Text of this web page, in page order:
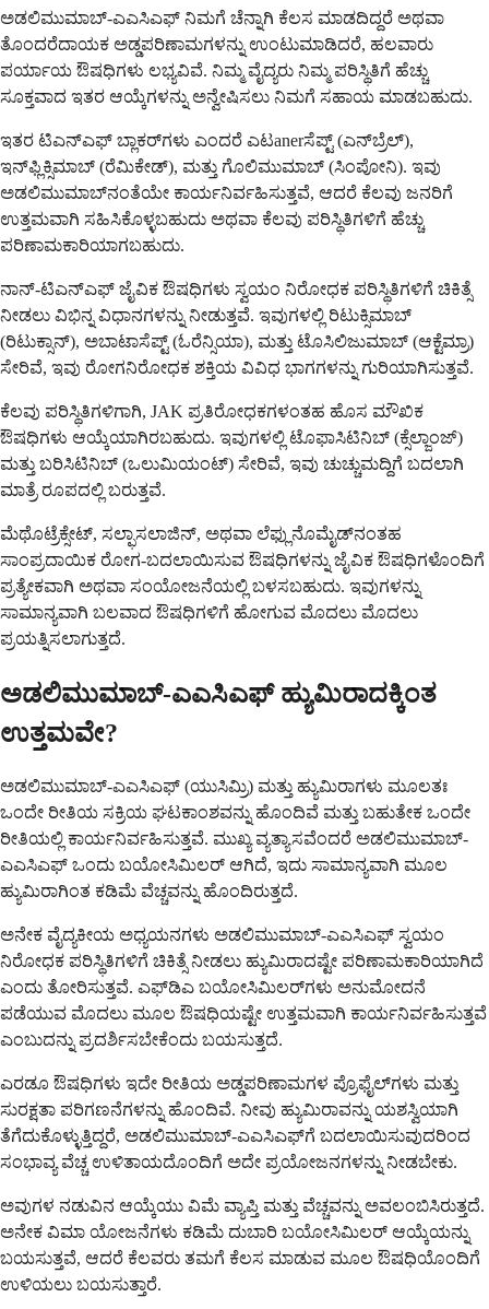
ಅಡಲಿಮುಮಾಬ್-ಎಎಸಿಎಫ್ ನಿಮಗೆ ಚೆನ್ನಾಗಿ ಕೆಲಸ ಮಾಡದಿದ್ದರೆ ಅಥವಾ
ತೊಂದರೆದಾಯಕ ಅಡ್ಡಪರಿಣಾಮಗಳನ್ನು ಉಂಟುಮಾಡಿದರೆ, ಹಲವಾರು
ಪರ್ಯಾಯ ಔಷಧಿಗಳು ಲಭ್ಯವಿವೆ. ನಿಮ್ಮ ವೈದ್ಯರು ನಿಮ್ಮ ಪರಿಸ್ಥಿತಿಗೆ ಹೆಚ್ಚು
ಸೂಕ್ತವಾದ ಇತರ ಆಯ್ಕೆಗಳನ್ನು ಅನ್ವೇಷಿಸಲು ನಿಮಗೆ ಸಹಾಯ ಮಾಡಬಹುದು.
ಇತರ ಟಿಎನ್‌ಎಫ್ ಬ್ಲಾಕರ್‌ಗಳು ಎಂದರೆ ಎಟanerಸೆಪ್ಟ್ (ಎನ್‌ಬ್ರೆಲ್),
ಇನ್‌ಫ್ಲಿಕ್ಸಿಮಾಬ್ (ರೆಮಿಕೇಡ್), ಮತ್ತು ಗೊಲಿಮುಮಾಬ್ (ಸಿಂಪೋನಿ). ಇವು
ಅಡಲಿಮುಮಾಬ್‌ನಂತೆಯೇ ಕಾರ್ಯನಿರ್ವಹಿಸುತ್ತವೆ, ಆದರೆ ಕೆಲವು ಜನರಿಗೆ
ಉತ್ತಮವಾಗಿ ಸಹಿಸಿಕೊಳ್ಳಬಹುದು ಅಥವಾ ಕೆಲವು ಪರಿಸ್ಥಿತಿಗಳಿಗೆ ಹೆಚ್ಚು
ಪರಿಣಾಮಕಾರಿಯಾಗಬಹುದು.
ನಾನ್-ಟಿಎನ್‌ಎಫ್ ಜೈವಿಕ ಔಷಧಿಗಳು ಸ್ವಯಂ ನಿರೋಧಕ ಪರಿಸ್ಥಿತಿಗಳಿಗೆ ಚಿಕಿತ್ಸೆ
ನೀಡಲು ವಿಭಿನ್ನ ವಿಧಾನಗಳನ್ನು ನೀಡುತ್ತವೆ. ಇವುಗಳಲ್ಲಿ ರಿಟುಕ್ಸಿಮಾಬ್
(ರಿಟುಕ್ಸಾನ್), ಅಬಾಟಾಸೆಪ್ಟ್ (ಓರೆನ್ಸಿಯಾ), ಮತ್ತು ಟೊಸಿಲಿಜುಮಾಬ್ (ಆಕ್ಟೆಮ್ರಾ)
ಸೇರಿವೆ, ಇವು ರೋಗನಿರೋಧಕ ಶಕ್ತಿಯ ವಿವಿಧ ಭಾಗಗಳನ್ನು ಗುರಿಯಾಗಿಸುತ್ತವೆ.
ಕೆಲವು ಪರಿಸ್ಥಿತಿಗಳಿಗಾಗಿ, JAK ಪ್ರತಿರೋಧಕಗಳಂತಹ ಹೊಸ ಮೌಖಿಕ
ಔಷಧಿಗಳು ಆಯ್ಕೆಯಾಗಿರಬಹುದು. ಇವುಗಳಲ್ಲಿ ಟೊಫಾಸಿಟಿನಿಬ್ (ಕ್ಸೆಲ್ಜಾಂಜ್)
ಮತ್ತು ಬರಿಸಿಟಿನಿಬ್ (ಒಲುಮಿಯಂಟ್) ಸೇರಿವೆ, ಇವು ಚುಚ್ಚುಮದ್ದಿಗೆ ಬದಲಾಗಿ
ಮಾತ್ರೆ ರೂಪದಲ್ಲಿ ಬರುತ್ತವೆ.
ಮೆಥೊಟ್ರೆಕ್ಸೇಟ್, ಸಲ್ಫಾಸಲಾಜಿನ್, ಅಥವಾ ಲೆಫ್ಲುನೊಮೈಡ್‌ನಂತಹ
ಸಾಂಪ್ರದಾಯಿಕ ರೋಗ-ಬದಲಾಯಿಸುವ ಔಷಧಿಗಳನ್ನು ಜೈವಿಕ ಔಷಧಿಗಳೊಂದಿಗೆ
ಪ್ರತ್ಯೇಕವಾಗಿ ಅಥವಾ ಸಂಯೋಜನೆಯಲ್ಲಿ ಬಳಸಬಹುದು. ಇವುಗಳನ್ನು
ಸಾಮಾನ್ಯವಾಗಿ ಬಲವಾದ ಔಷಧಿಗಳಿಗೆ ಹೋಗುವ ಮೊದಲು ಮೊದಲು
ಪ್ರಯತ್ನಿಸಲಾಗುತ್ತದೆ.
ಅಡಲಿಮುಮಾಬ್-ಎಎಸಿಎಫ್ ಹ್ಯುಮಿರಾದಕ್ಕಿಂತ
ಉತ್ತಮವೇ?
ಅಡಲಿಮುಮಾಬ್-ಎಎಸಿಎಫ್ (ಯುಸಿಮ್ರಿ) ಮತ್ತು ಹ್ಯುಮಿರಾಗಳು ಮೂಲತಃ
ಒಂದೇ ರೀತಿಯ ಸಕ್ರಿಯ ಘಟಕಾಂಶವನ್ನು ಹೊಂದಿವೆ ಮತ್ತು ಬಹುತೇಕ ಒಂದೇ
ರೀತಿಯಲ್ಲಿ ಕಾರ್ಯನಿರ್ವಹಿಸುತ್ತವೆ. ಮುಖ್ಯ ವ್ಯತ್ಯಾಸವೆಂದರೆ ಅಡಲಿಮುಮಾಬ್-
ಎಎಸಿಎಫ್ ಒಂದು ಬಯೋಸಿಮಿಲರ್ ಆಗಿದೆ, ಇದು ಸಾಮಾನ್ಯವಾಗಿ ಮೂಲ
ಹ್ಯುಮಿರಾಗಿಂತ ಕಡಿಮೆ ವೆಚ್ಚವನ್ನು ಹೊಂದಿರುತ್ತದೆ.
ಅನೇಕ ವೈದ್ಯಕೀಯ ಅಧ್ಯಯನಗಳು ಅಡಲಿಮುಮಾಬ್-ಎಎಸಿಎಫ್ ಸ್ವಯಂ
ನಿರೋಧಕ ಪರಿಸ್ಥಿತಿಗಳಿಗೆ ಚಿಕಿತ್ಸೆ ನೀಡಲು ಹ್ಯುಮಿರಾದಷ್ಟೇ ಪರಿಣಾಮಕಾರಿಯಾಗಿದೆ
ಎಂದು ತೋರಿಸುತ್ತವೆ. ಎಫ್‌ಡಿಎ ಬಯೋಸಿಮಿಲರ್‌ಗಳು ಅನುಮೋದನೆ
ಪಡೆಯುವ ಮೊದಲು ಮೂಲ ಔಷಧಿಯಷ್ಟೇ ಉತ್ತಮವಾಗಿ ಕಾರ್ಯನಿರ್ವಹಿಸುತ್ತವೆ
ಎಂಬುದನ್ನು ಪ್ರದರ್ಶಿಸಬೇಕೆಂದು ಬಯಸುತ್ತದೆ.
ಎರಡೂ ಔಷಧಿಗಳು ಇದೇ ರೀತಿಯ ಅಡ್ಡಪರಿಣಾಮಗಳ ಪ್ರೊಫೈಲ್‌ಗಳು ಮತ್ತು
ಸುರಕ್ಷತಾ ಪರಿಗಣನೆಗಳನ್ನು ಹೊಂದಿವೆ. ನೀವು ಹ್ಯುಮಿರಾವನ್ನು ಯಶಸ್ವಿಯಾಗಿ
ತೆಗೆದುಕೊಳ್ಳುತ್ತಿದ್ದರೆ, ಅಡಲಿಮುಮಾಬ್-ಎಎಸಿಎಫ್‌ಗೆ ಬದಲಾಯಿಸುವುದರಿಂದ
ಸಂಭಾವ್ಯ ವೆಚ್ಚ ಉಳಿತಾಯದೊಂದಿಗೆ ಅದೇ ಪ್ರಯೋಜನಗಳನ್ನು ನೀಡಬೇಕು.
ಅವುಗಳ ನಡುವಿನ ಆಯ್ಕೆಯು ವಿಮೆ ವ್ಯಾಪ್ತಿ ಮತ್ತು ವೆಚ್ಚವನ್ನು ಅವಲಂಬಿಸಿರುತ್ತದೆ.
ಅನೇಕ ವಿಮಾ ಯೋಜನೆಗಳು ಕಡಿಮೆ ದುಬಾರಿ ಬಯೋಸಿಮಿಲರ್ ಆಯ್ಕೆಯನ್ನು
ಬಯಸುತ್ತವೆ, ಆದರೆ ಕೆಲವರು ತಮಗೆ ಕೆಲಸ ಮಾಡುವ ಮೂಲ ಔಷಧಿಯೊಂದಿಗೆ
ಉಳಿಯಲು ಬಯಸುತ್ತಾರೆ.